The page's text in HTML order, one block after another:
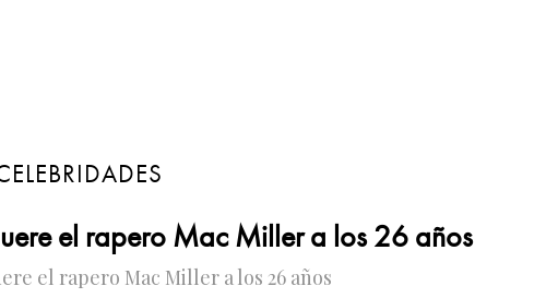
el rapero Mac Miller a los 26 años
el rapero Mac Miller a los 26 años